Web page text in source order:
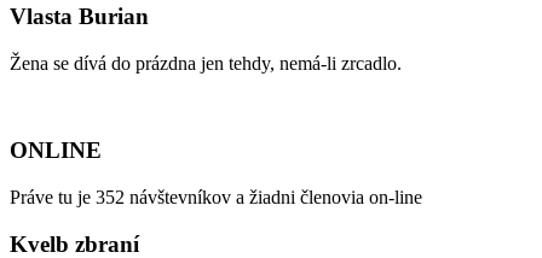
Vlasta Burian
Žena se dívá do prázdna jen tehdy, nemá-li zrcadlo.
ONLINE
Práve tu je 352 návštevníkov a žiadni členovia on-line
Kvelb zbraní